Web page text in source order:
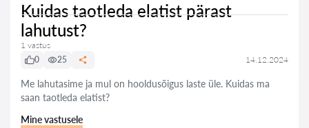
Kuidas taotleda elatist pärast
lahutust?
1 vastus
0
25 14.12.2024
Me lahutasime ja mul on hooldusõigus laste üle. Kuidas ma
saan taotleda elatist?
Mine vastusele